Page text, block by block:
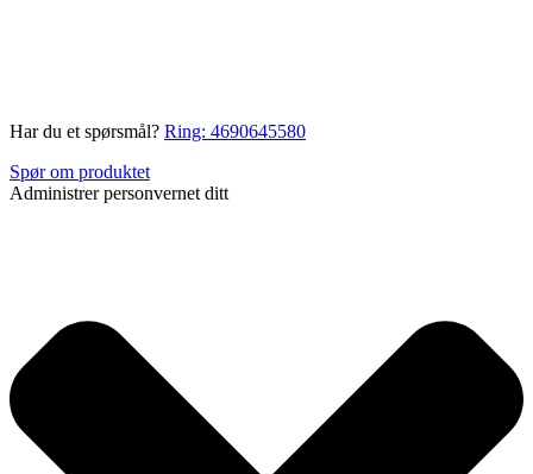
Har du et spørsmål? Ring: 4690645580
Spør om produktet
Administrer personvernet ditt